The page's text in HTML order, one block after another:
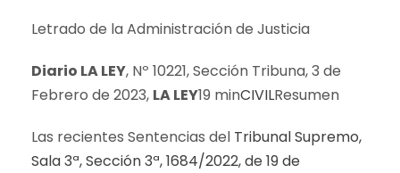
Letrado de la Administración de Justicia
Diario LA LEY, Nº 10221, Sección Tribuna, 3 de
Febrero de 2023, LA LEY19 minCIVILResumen
Las recientes Sentencias del Tribunal Supremo,
Sala 3ª, Sección 3ª, 1684/2022, de 19 de